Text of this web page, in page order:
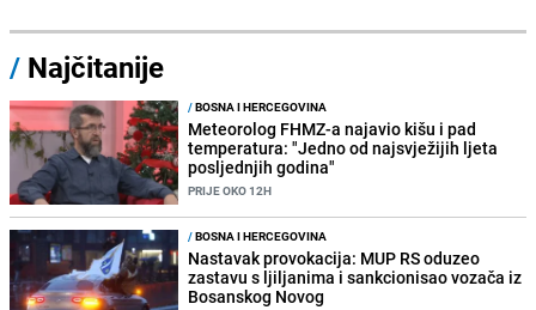
/ Najčitanije
/BOSNA I HERCEGOVINA
Meteorolog FHMZ-a najavio kišu i pad
temperatura: "Jedno od najsvježijih ljeta
posljednjih godina"
PRIJE OKO 12H
/BOSNA I HERCEGOVINA
Nastavak provokacija: MUP RS oduzeo
zastavu s ljiljanima i sankcionisao vozača iz
Bosanskog Novog